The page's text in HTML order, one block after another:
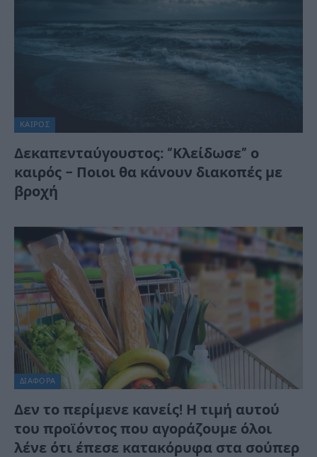
ΚΑΙΡΌΣ
Δεκαπενταύγουστος: “Κλείδωσε” ο
καιρός – Ποιοι θα κάνουν διακοπές με
βροχή
ΔΙΆΦΟΡΑ
Δεν το περίμενε κανείς! Η τιμή αυτού
του προϊόντος που αγοράζουμε όλοι
λένε ότι έπεσε κατακόρυφα στα σούπερ